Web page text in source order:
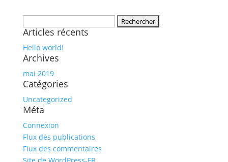
Articles récents
Hello world!
Archives
mai 2019
Catégories
Uncategorized
Méta
Connexion
Flux des publications
Flux des commentaires